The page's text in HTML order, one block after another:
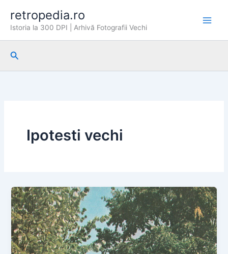
content
retropedia.ro
Istoria la 300 DPI | Arhivă Fotografii Vechi
Search
Ipotesti vechi